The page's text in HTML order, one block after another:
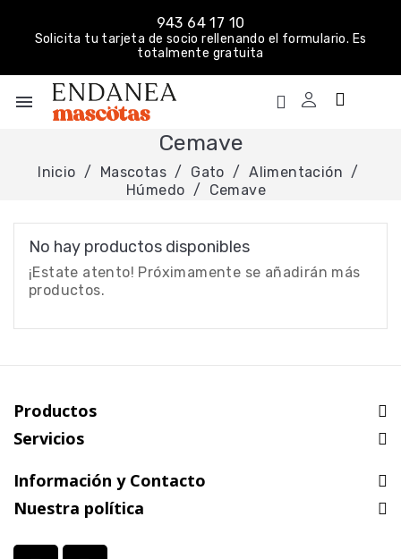
943 64 17 10
Solicita tu tarjeta de socio rellenando el formulario. Es
totalmente gratuita
menu
Cemave
Inicio Mascotas Gato
Alimentación
Húmedo
Cemave
No hay productos disponibles
¡Estate atento! Próximamente se añadirán más
productos.
Productos
Servicios
Información y Contacto
Nuestra política